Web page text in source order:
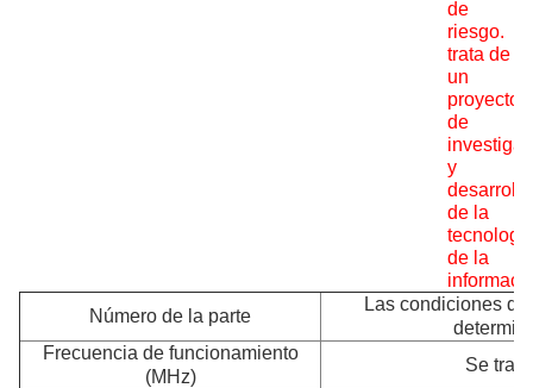
de
riesgo.
trata de
un
proyecto
de
y
desarrollo
de la
de la
Número de la parte
Las condiciones
Frecuencia de funcionamiento
(MHz)
Se